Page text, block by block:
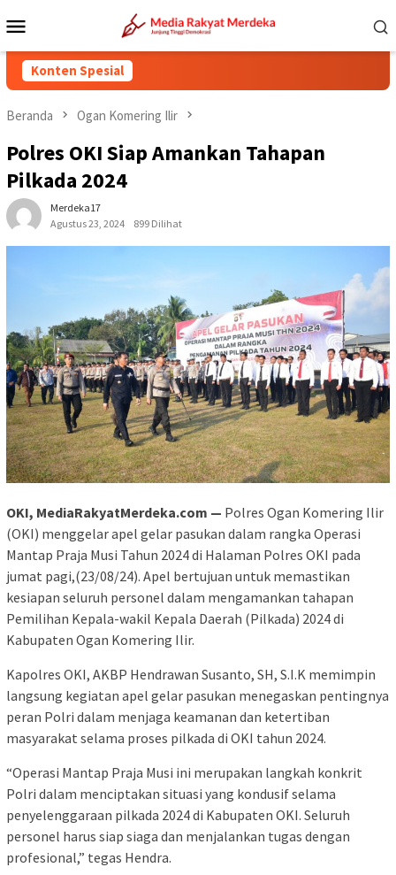
ke
Mobile
Konten Spesial
Beranda Ogan Komering Ilir
Polres OKI Siap Amankan Tahapan
Pilkada 2024
Merdeka17
Agustus 23, 2024
899 Dilihat
OKI, MediaRakyatMerdeka.com — Polres Ogan Komering Ilir
(OKI) menggelar apel gelar pasukan dalam rangka Operasi
Mantap Praja Musi Tahun 2024 di Halaman Polres OKI pada
jumat pagi,(23/08/24). Apel bertujuan untuk memastikan
kesiapan seluruh personel dalam mengamankan tahapan
Pemilihan Kepala-wakil Kepala Daerah (Pilkada) 2024 di
Kabupaten Ogan Komering Ilir.
Kapolres OKI, AKBP Hendrawan Susanto, SH, S.I.K memimpin
langsung kegiatan apel gelar pasukan menegaskan pentingnya
peran Polri dalam menjaga keamanan dan ketertiban
masyarakat selama proses pilkada di OKI tahun 2024.
“Operasi Mantap Praja Musi ini merupakan langkah konkrit
Polri dalam menciptakan situasi yang kondusif selama
penyelenggaraan pilkada 2024 di Kabupaten OKI. Seluruh
personel harus siap siaga dan menjalankan tugas dengan
profesional,” tegas Hendra.